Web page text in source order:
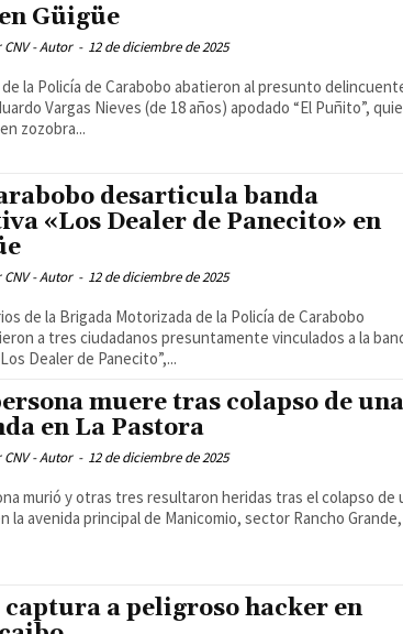
Güigüe
CNV - Autor - 12 de diciembre de 2025
la Policía de Carabobo abatieron al presunto
Vargas Nieves (de 18 años) apodado “El Puñito”,
zozobra...
desarticula banda
«Los Dealer de Panecito» en
CNV - Autor - 12 de diciembre de 2025
de la Brigada Motorizada de la Policía de Carabobo
a tres ciudadanos presuntamente vinculados a la
Dealer de Panecito”,...
muere tras colapso de una
en La Pastora
CNV - Autor - 12 de diciembre de 2025
murió y otras tres resultaron heridas tras el colapso de
la avenida principal de Manicomio, sector Rancho Grande,
captura a peligroso hacker en